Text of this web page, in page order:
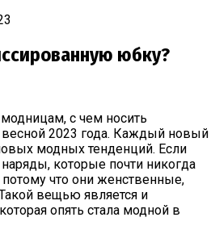
юбку?
с чем носить
2023 года. Каждый новый
модных тенденций. Если
которые почти никогда
что они женственные,
вещью является и
опять стала модной в